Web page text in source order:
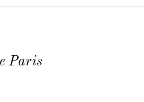
Paris